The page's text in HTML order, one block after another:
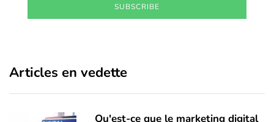
SUBSCRIBE
Articles en vedette
Qu'est-ce que le marketing digital